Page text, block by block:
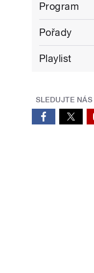
Program
Pořady
Playlist
SLEDUJTE NÁS